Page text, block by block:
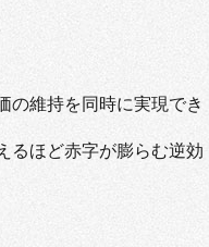
の維持を同時に実現でき
るほど赤字が膨らむ逆効